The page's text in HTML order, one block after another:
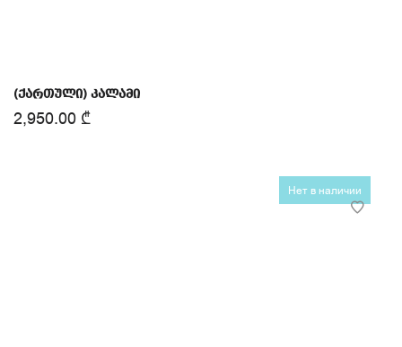
(ქართული) კალამი
2,950.00 ₾
Нет в наличии